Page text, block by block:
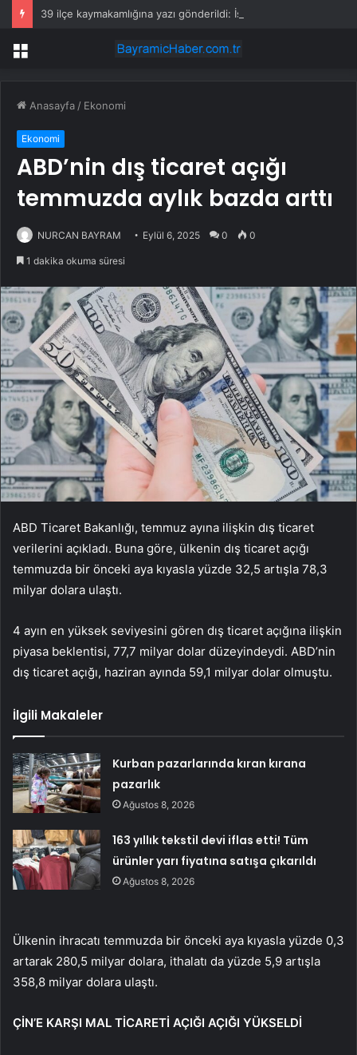
Menü
Anasayfa / Ekonomi
Ekonomi
ABD’nin dış ticaret açığı
temmuzda aylık bazda arttı
NURCAN BAYRAM Eylül 6, 2025 0 0
1 dakika okuma süresi
ABD Ticaret Bakanlığı, temmuz ayına ilişkin dış ticaret
verilerini açıkladı. Buna göre, ülkenin dış ticaret açığı
temmuzda bir önceki aya kıyasla yüzde 32,5 artışla 78,3
milyar dolara ulaştı.
4 ayın en yüksek seviyesini gören dış ticaret açığına ilişkin
piyasa beklentisi, 77,7 milyar dolar düzeyindeydi. ABD’nin
dış ticaret açığı, haziran ayında 59,1 milyar dolar olmuştu.
İlgili Makaleler
Kurban pazarlarında kıran kırana
pazarlık
Ağustos 8, 2026
163 yıllık tekstil devi iflas etti! Tüm
ürünler yarı fiyatına satışa çıkarıldı
Ağustos 8, 2026
Ülkenin ihracatı temmuzda bir önceki aya kıyasla yüzde 0,3
artarak 280,5 milyar dolara, ithalatı da yüzde 5,9 artışla
358,8 milyar dolara ulaştı.
ÇİN’E KARŞI MAL TİCARETİ AÇIĞI AÇIĞI YÜKSELDİ